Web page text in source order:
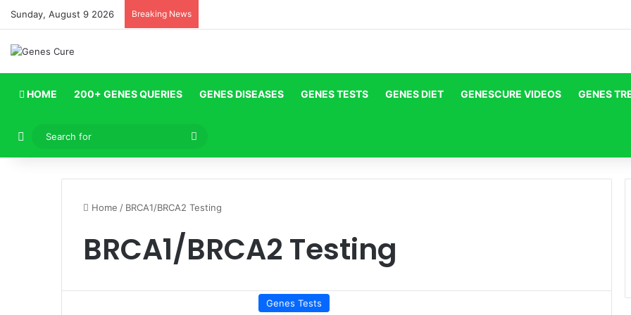
Sunday, August 9 2026 Breaking News
HOME 200+ GENES QUERIES GENES DISEASES GENES TESTS GENES DIET GENESCURE VIDEOS GENES
Log In
for
Home / BRCA1/BRCA2 Testing
BRCA1/BRCA2 Testing
Genes Tests